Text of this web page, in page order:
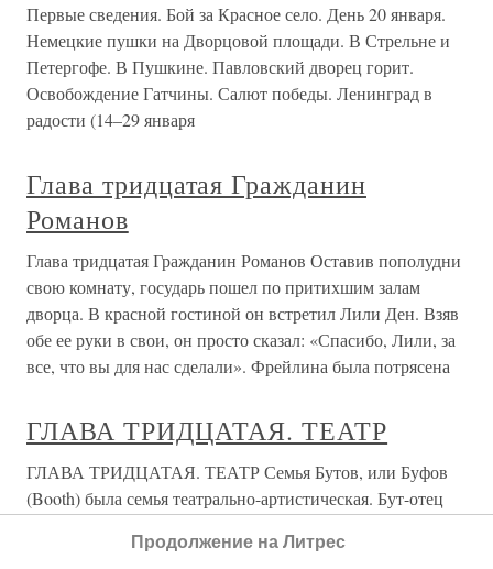
Первые сведения. Бой за Красное село. День 20 января.
Немецкие пушки на Дворцовой площади. В Стрельне и
Петергофе. В Пушкине. Павловский дворец горит.
Освобождение Гатчины. Салют победы. Ленинград в
радости (14–29 января
Глава тридцатая Гражданин
Романов
Глава тридцатая Гражданин Романов Оставив пополудни
свою комнату, государь пошел по притихшим залам
дворца. В красной гостиной он встретил Лили Ден. Взяв
обе ее руки в свои, он просто сказал: «Спасибо, Лили, за
все, что вы для нас сделали». Фрейлина была потрясена
ГЛАВА ТРИДЦАТАЯ. ТЕАТР
ГЛАВА ТРИДЦАТАЯ. ТЕАТР Семья Бутов, или Буфов
(Booth) была семья театрально-артистическая. Бут-отец
девятнадцатого века, где, по слухам, соперничал с самим
Продолжение на Литрес